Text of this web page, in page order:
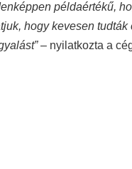
példaértékű,
hogy kevesen
– nyilatkozta a